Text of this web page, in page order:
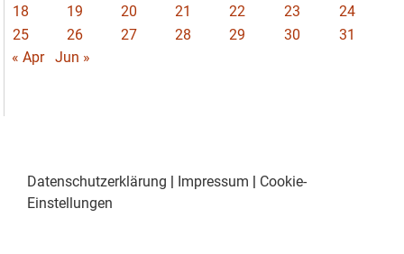
18
19 20 21 22 23
24
25
26 27 28 29 30
31
« Apr
Jun »
Datenschutzerklärung Impressum
Cookie-
Einstellungen